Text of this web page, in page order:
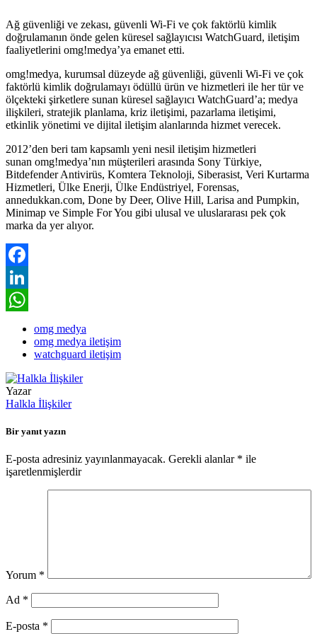
Ağ güvenliği ve zekası, güvenli Wi-Fi ve çok faktörlü kimlik
doğrulamanın önde gelen küresel sağlayıcısı WatchGuard, iletişim
faaliyetlerini omg!medya’ya emanet etti.
omg!medya, kurumsal düzeyde ağ güvenliği, güvenli Wi-Fi ve çok
faktörlü kimlik doğrulamayı ödüllü ürün ve hizmetleri ile her tür ve
ölçekteki şirketlere sunan küresel sağlayıcı WatchGuard’a; medya
ilişkileri, stratejik planlama, kriz iletişimi, pazarlama iletişimi,
etkinlik yönetimi ve dijital iletişim alanlarında hizmet verecek.
2012’den beri tam kapsamlı yeni nesil iletişim hizmetleri
sunan omg!medya’nın müşterileri arasında Sony Türkiye,
Bitdefender Antivirüs, Komtera Teknoloji, Siberasist, Veri Kurtarma
Hizmetleri, Ülke Enerji, Ülke Endüstriyel, Forensas,
annedukkan.com, Done by Deer, Olive Hill, Larisa and Pumpkin,
Minimap ve Simple For You gibi ulusal ve uluslararası pek çok
marka da yer alıyor.
Facebook
LinkedIn
omg medya
omg medya iletişim
watchguard iletişim
Yazar
Halkla İlişkiler
Bir yanıt yazın
E-posta adresiniz yayınlanmayacak. Gerekli alanlar * ile
işaretlenmişlerdir
Yorum *
Ad *
E-posta *